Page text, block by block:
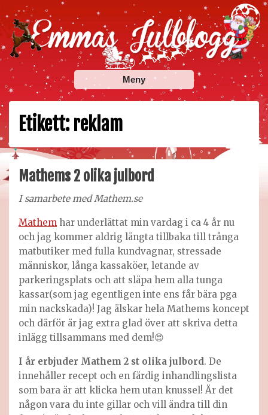
Skip
to
content
Emmas Julblogg
Julbloggar om julnyheter, julklappstips, julkalendrar,
adventskalendrar , julpyssel och julrecept!
Meny
Etikett:reklam
Mathems 2 olika julbord
I samarbete med Mathem.se
Mathem har underlättat min vardag i ca 4 år nu
och jag kommer aldrig längta tillbaka till trånga
matbutiker med fulla kundvagnar, stressade
människor, långa kassaköer, letande av
parkeringsplats och att släpa hem alla tunga
kassar(som jag egentligen inte ens får bära pga
min nackskada)! Jag älskar hela Mathems koncept
och därför är jag extra glad över att skriva detta
inlägg tillsammans med dem!😍
I år erbjuder Mathem 2 st olika julbord . De
innehåller recept och en färdig inhandlingslista
som bara är att klicka hem utan knussel! Är det
någon vara du inte gillar och vill ändra till din